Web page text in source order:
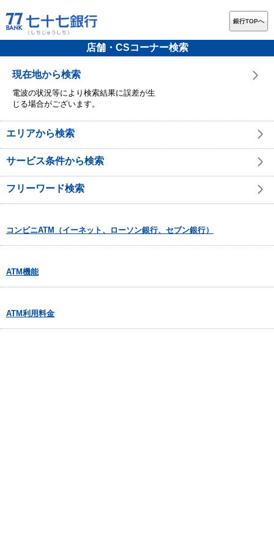
銀行TOPへ
店舗・CSコーナー検索
現在地から検索
電波の状況等により検索結果に誤差が生
じる場合がございます。
エリアから検索
サービス条件から検索
フリーワード検索
コンビニATM（イーネット、ローソン銀行、セブン銀行）
ATM機能
ATM利用料金